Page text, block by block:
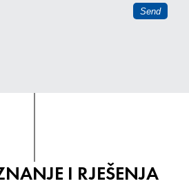
I RJEŠENJA